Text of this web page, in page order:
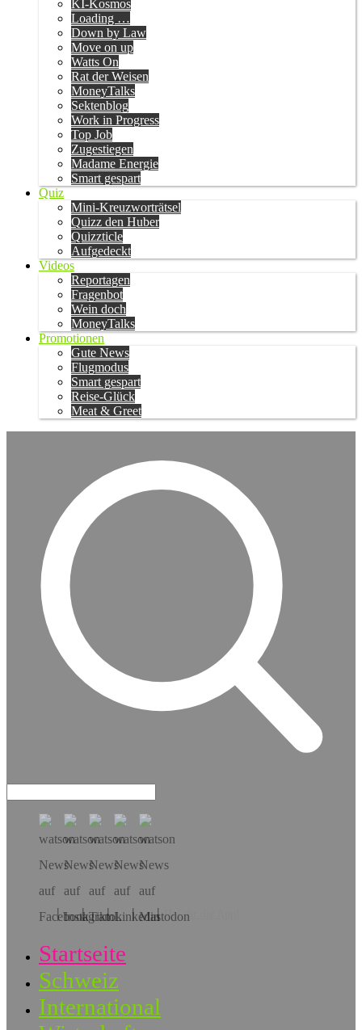
KI-Kosmos
Loading …
Down by Law
Move on up
Watts On
Rat der Weisen
MoneyTalks
Sektenblog
Work in Progress
Top Job
Zugestiegen
Madame Energie
Smart gespart
Quiz
Mini-Kreuzworträtsel
Quizz den Huber
Quizzticle
Aufgedeckt
Videos
Reportagen
Fragenbot
Wein doch
MoneyTalks
Promotionen
Gute News
Flugmodus
Smart gespart
Reise-Glück
Meat & Greet
Hol dir die App!
Startseite
Schweiz
International